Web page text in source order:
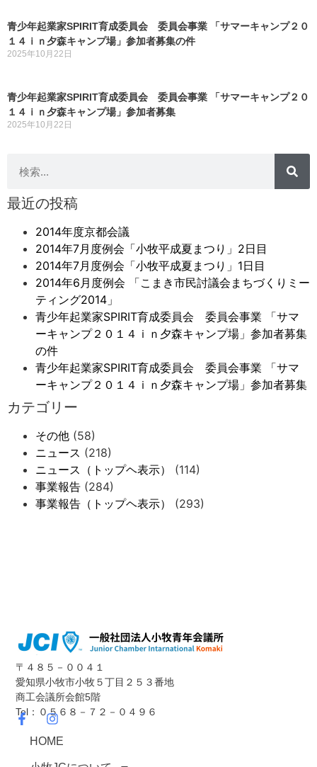
青少年起業家SPIRIT育成委員会 委員会事業 「サマーキャンプ２０
１４ｉｎ夕森キャンプ場」参加者募集の件
2025年10月22日
青少年起業家SPIRIT育成委員会 委員会事業 「サマーキャンプ２０
１４ｉｎ夕森キャンプ場」参加者募集
2025年10月22日
最近の投稿
2014年度京都会議
2014年7月度例会「小牧平成夏まつり」2日目
2014年7月度例会「小牧平成夏まつり」1日目
2014年6月度例会 「こまき市民討議会まちづくりミー
ティング2014」
青少年起業家SPIRIT育成委員会 委員会事業 「サマ
ーキャンプ２０１４ｉｎ夕森キャンプ場」参加者募集
の件
青少年起業家SPIRIT育成委員会 委員会事業 「サマ
ーキャンプ２０１４ｉｎ夕森キャンプ場」参加者募集
カテゴリー
その他 (58)
ニュース (218)
ニュース（トップヘ表示）
(114)
事業報告 (284)
事業報告（トップヘ表示）
(293)
〒４８５－００４１
愛知県小牧市小牧５丁目２５３番地
商工会議所会館5階
Tel：０５６８－７２－０４９６
HOME